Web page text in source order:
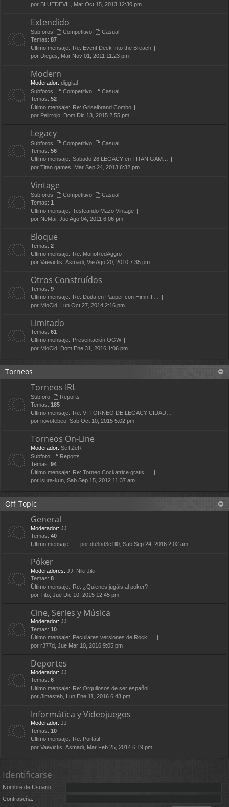
por BLUEDEVIL, Mar Oct 15, 2013 12:30 pm
Extendido
Subforos: Competitivo,
Casual
Temas: 87
Último mensaje:
Re: Event Deck Into the Breach
por Diegus, Mar Nov 01, 2011 11:23 pm
Modern
Moderador: diggital
Subforos:
Competitivo,
Casual
Temas: 52
Último mensaje:
Re: Griselbrand Combo
por Pelirrojo, Dom Dic 13, 2015 2:55 pm
Legacy
Subforos: Competitivo,
Casual
Temas: 56
Último mensaje: Sabado 28 LEGACY en TITAN GAM…
por Titan games, Mar Sep 24, 2013 6:32 pm
Vintage
Subforos: Competitivo,
Casual
Temas: 1
Último mensaje: Testeando Mazo Vintage
por NeMai, Jue Ago 04, 2011 6:06 pm
Bloque
Temas: 2
Último mensaje:
Re: MonoRedAggro
por Vaevictis_Asmadi, Vie Ago 20, 2010 7:35 pm
Otros Construídos
Temas: 9
Último mensaje:
Re: Duda en Pauper con Himn T…
por MioCid, Lun Oct 27, 2014 2:16 pm
Limitado
Temas: 61
Último mensaje:
Presentación OGW
por MioCid, Dom Ene 31, 2016 1:06 pm
Torneos
Torneos IRL
Subforo:
Reports
Temas: 185
Último mensaje:
Re: VI TORNEO DE LEGACY CIDAD…
por novotebeo, Sab Oct 10, 2015 5:02 pm
Torneos On-Line
Moderador: SeTZeR
Subforo:
Reports
Temas: 94
Último mensaje:
Re: Torneo Cockatrice gratis …
por isura-kun, Sab Sep 15, 2012 11:37 am
Off-Topic
General
Moderador: JJ
Temas: 40
Último mensaje:
por du3nd3c1ll0, Sab Sep 24, 2016 2:02 am
Póker
Moderadores: JJ, Niki Jiki
Temas: 8
Último mensaje:
Re: ¿Quienes jugáis al poker?
por Tito, Jue Dic 10, 2015 12:45 pm
Cine, Series y Música
Moderador: JJ
Temas: 10
Último mensaje:
Peculiares versiones de Rock …
por r377d, Jue Mar 10, 2016 9:05 pm
Deportes
Moderador: JJ
Temas: 6
Último mensaje:
Re: Orgullosos de ser español…
por Jimesteb, Lun Ene 11, 2016 6:43 pm
Informática y Videojuegos
Moderador: JJ
Temas: 10
Último mensaje:
Re: Portátil
por Vaevictis_Asmadi, Mar Feb 25, 2014 6:19 pm
Identificarse
Nombre de Usuario:
Contraseña: